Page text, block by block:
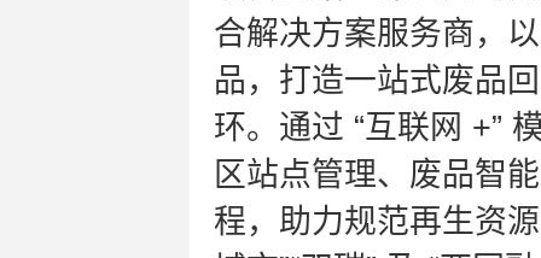
合解决方案服务商，
品，打造一站式废品
环。通过 “互联网 +”
区站点管理、废品智
程，助力规范再生资